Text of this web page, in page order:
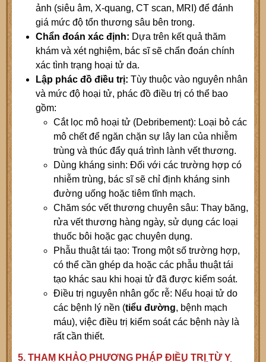
ảnh (siêu âm, X-quang, CT scan, MRI) để đánh
giá mức độ tổn thương sâu bên trong.
Chẩn đoán xác định: Dựa trên kết quả thăm
khám và xét nghiệm, bác sĩ sẽ chẩn đoán chính
xác tình trạng hoại tử da.
Lập phác đồ điều trị: Tùy thuộc vào nguyên nhân
và mức độ hoại tử, phác đồ điều trị có thể bao
gồm:
Cắt lọc mô hoại tử (Debribement): Loại bỏ các
mô chết để ngăn chặn sự lây lan của nhiễm
trùng và thúc đẩy quá trình lành vết thương.
Dùng kháng sinh: Đối với các trường hợp có
nhiễm trùng, bác sĩ sẽ chỉ định kháng sinh
đường uống hoặc tiêm tĩnh mạch.
Chăm sóc vết thương chuyên sâu: Thay băng,
rửa vết thương hàng ngày, sử dụng các loại
thuốc bôi hoặc gạc chuyên dụng.
Phẫu thuật tái tạo: Trong một số trường hợp,
có thể cần ghép da hoặc các phẫu thuật tái
tạo khác sau khi hoại tử đã được kiểm soát.
Điều trị nguyên nhân gốc rễ: Nếu hoại tử do
các bệnh lý nền (tiểu đường, bệnh mạch
máu), việc điều trị kiểm soát các bệnh này là
rất cần thiết.
5. THAM KHẢO PHƯƠNG PHÁP ĐIỀU TRỊ TỪ Y